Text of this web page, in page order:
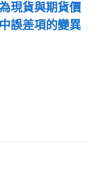
現貨與期貨價
誤差項的變異